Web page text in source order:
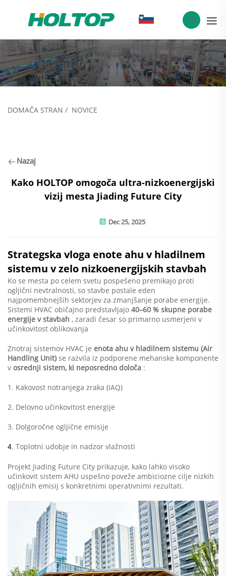
DOMAČA STRAN / NOVICE
Nazaj
Kako HOLTOP omogoča ultra-nizkoenergijski
vizij mesta Jiading Future City
Dec 25, 2025
Strategska vloga enote ahu v hladilnem
sistemu v zelo nizkoenergijskih stavbah
Ko se mesta po celem svetu pospešeno premikajo proti
ogljični nevtralnosti, so stavbe postale eden
najpomembnejših sektorjev za zmanjšanje porabe energije.
Sistemi HVAC običajno predstavljajo 40–60 % skupne porabe
energije v stavbah , zaradi česar so primarno usmerjeni v
učinkovitost oblikovanja
Znotraj sistemov HVAC je enota ahu v hladilnem sistemu (Air
Handling Unit) se razvila iz podporene mehanske komponente
v osrednji sistem, ki neposredno določa :
1. Kakovost notranjega zraka (IAQ)
2. Delovno učinkovitost energije
3. Dolgoročne ogljične emisije
4. Toplotni udobje in nadzor vlažnosti
Projekt Jiading Future City prikazuje, kako lahko visoko
učinkovit sistem AHU uspešno poveže ambiciozne cilje nizkih
ogljičnih emisij s konkretnimi operativnimi rezultati.